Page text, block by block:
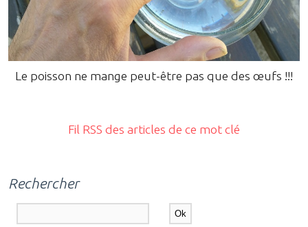
Le poisson ne mange peut-être pas que des œufs !!!
Fil RSS des articles de ce mot clé
Rechercher